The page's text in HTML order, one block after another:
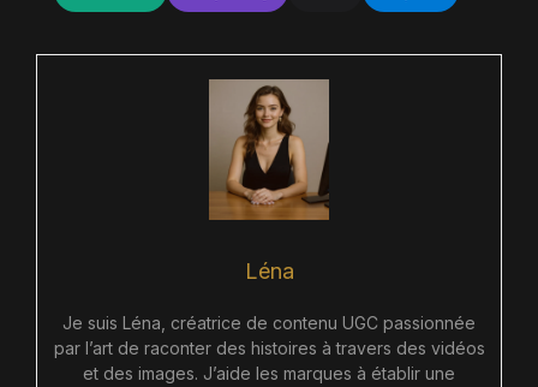
Léna
Je suis Léna, créatrice de contenu UGC passionnée
par l’art de raconter des histoires à travers des vidéos
et des images. J’aide les marques à établir une